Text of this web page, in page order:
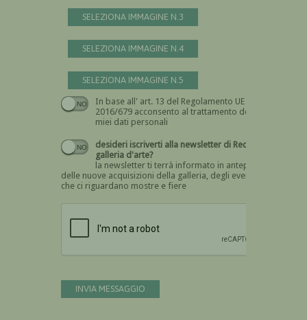
SELEZIONA IMMAGINE N.3
SELEZIONA IMMAGINE N.4
SELEZIONA IMMAGINE N.5
In base all' art. 13 del Regolamento UE n.
2016/679 acconsento al trattamento dei
miei dati personali
Devi dare il consenso
desideri iscriverti alla newsletter di Recta
galleria d'arte?
la newsletter ti terrà informato in anteprima
delle nuove acquisizioni della galleria, degli eventi
che ci riguardano mostre e fiere
INVIA MESSAGGIO